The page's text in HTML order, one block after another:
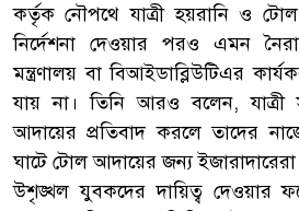
কর্তৃক নৌপথে যাত্রী হয়রানি ও টোল
নির্দেশনা দেওয়ার পরও এমন
মন্ত্রণালয় বা বিআইডাব্লিউটিএর
যায় না। তিনি আরও বলেন, যাত্রী
আদায়ের প্রতিবাদ করলে তাদের
ঘাটে টোল আদায়ের জন্য
উশৃঙ্খল যুবকদের দায়িত্ব দেওয়ার